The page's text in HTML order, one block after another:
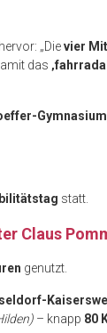
„Dievier
das
Gymnasium
statt.
Claus
genutzt.
– knapp 80